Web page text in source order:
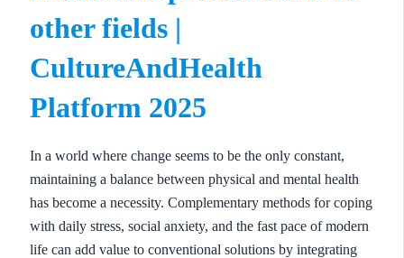
other fields |
CultureAndHealth
Platform 2025
In a world where change seems to be the only constant,
maintaining a balance between physical and mental health
has become a necessity. Complementary methods for coping
with daily stress, social anxiety, and the fast pace of modern
life can add value to conventional solutions by integrating